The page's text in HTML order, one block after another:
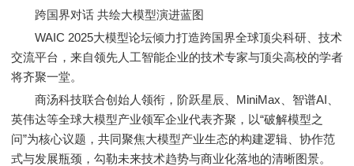
跨国界对话 共绘大模型演进蓝图
WAIC 2025大模型论坛倾力打造跨国界全球顶尖科研、技术
交流平台，来自领先人工智能企业的技术专家与顶尖高校的学者
将齐聚一堂。
商汤科技联合创始人领衔，阶跃星辰、MiniMax、智谱AI、
英伟达等全球大模型产业领军企业代表齐聚，以“破解模型之
问”为核心议题，共同聚焦大模型产业生态的构建逻辑、协作范
式与发展瓶颈，勾勒未来技术趋势与商业化落地的清晰图景。